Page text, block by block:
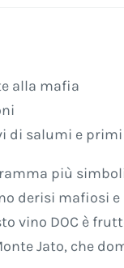
alla mafia
di salumi e primi
più
derisi mafiosi
vino DOC è
Jato, che